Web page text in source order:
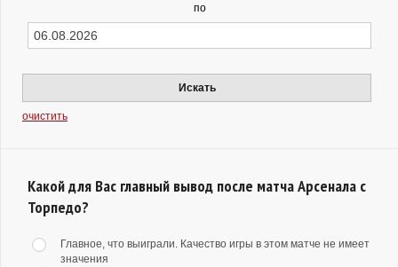
по
Искать
очистить
Какой для Вас главный вывод после матча Арсенала с
Торпедо?
Главное, что выиграли. Качество игры в этом матче не имеет
значения